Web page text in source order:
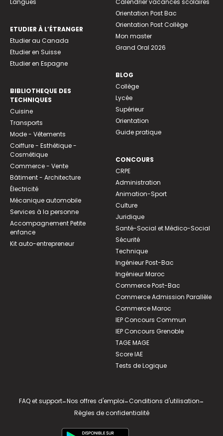
ETUDIER À L’ÉTRANGER
Etudier au Canada
Etudier en Suisse
Etudier en Espagne
BIBLIOTHEQUE DES
TECHNIQUES
Cuisine
Transports
Mode - Vêtements
Coiffure - Esthétique -
Cosmétique
Commerce - Vente
Bâtiment - Architecture
Électricité
Mécanique automobile
Services à la personne
Accompagnement Petite
enfance
Kit auto-entrepreneur
Orientation Post Bac
Orientation Post Collège
Mon master
Grand Oral 2026
BLOG
Collège
Lycée
Supérieur
Orientation
Guide pratique
CONCOURS
CRPE
Administration
Animation-Sport
Culture
Juridique
Santé-Social et Médico-Social
Sécurité
Technique
Ingénieur Post-Bac
Ingénieur Maroc
Commerce Post-Bac
Commerce Admission Parallèle
Commerce Maroc
IEP Concours Commun
IEP Concours Grenoble
TAGE MAGE
Score IAE
Tests de Logique
FAQ et support-Nos offres d'emploi-Conditions d'utilisation-
Règles de confidentialité